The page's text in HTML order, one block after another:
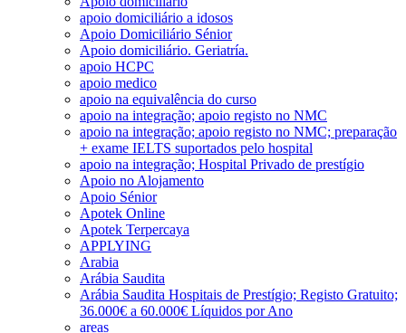
apoio domiciliário a idosos
Apoio Domiciliário Sénior
Apoio domiciliário. Geriatría.
apoio HCPC
apoio medico
apoio na equivalência do curso
apoio na integração; apoio registo no NMC
apoio na integração; apoio registo no NMC; preparação
+ exame IELTS suportados pelo hospital
apoio na integração; Hospital Privado de prestígio
Apoio no Alojamento
Apoio Sénior
Apotek Online
Apotek Terpercaya
APPLYING
Arabia
Arábia Saudita
Arábia Saudita Hospitais de Prestígio; Registo Gratuito;
36.000€ a 60.000€ Líquidos por Ano
areas